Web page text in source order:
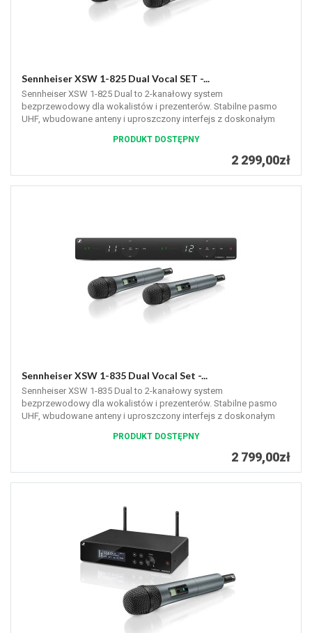
Sennheiser XSW 1-825 Dual Vocal SET -...
Sennheiser XSW 1-825 Dual to 2-kanałowy system
bezprzewodowy dla wokalistów i prezenterów. Stabilne pasmo
UHF, wbudowane anteny i uproszczony interfejs z doskonałym
PRODUKT DOSTĘPNY
2 299,00zł
Sennheiser XSW 1-835 Dual Vocal Set -...
Sennheiser XSW 1-835 Dual to 2-kanałowy system
bezprzewodowy dla wokalistów i prezenterów. Stabilne pasmo
UHF, wbudowane anteny i uproszczony interfejs z doskonałym
PRODUKT DOSTĘPNY
2 799,00zł